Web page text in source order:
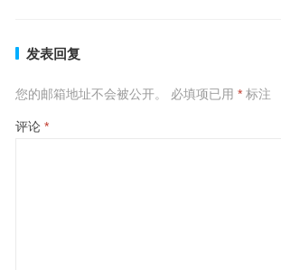
发表回复
您的邮箱地址不会被公开。 必填项已用 *标注
评论 *